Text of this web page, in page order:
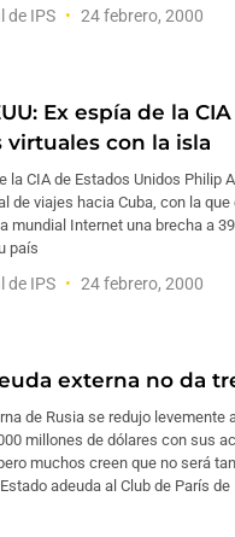
de IPS 24 febrero, 2000
Ex espía de la
virtuales con la isla
la CIA de Estados Unidos Philip
de viajes hacia Cuba, con la que
mundial Internet una brecha a
país
de IPS 24 febrero, 2000
externa no da
de Rusia se redujo levemente
millones de dólares con sus
muchos creen que no será
adeuda al Club de París de